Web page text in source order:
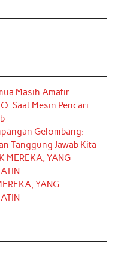
Masih Amatir
Saat Mesin Pencari
Gelombang:
Tanggung Jawab Kita
MEREKA, YANG
YANG